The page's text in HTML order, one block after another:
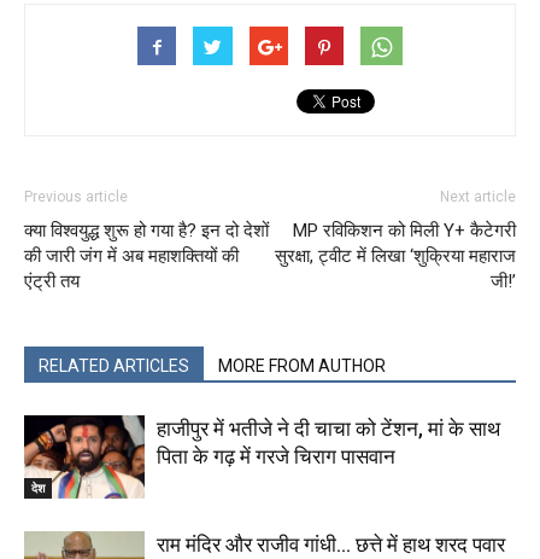
Previous article
क्या विश्वयुद्ध शुरू हो गया है? इन दो देशों
की जारी जंग में अब महाशक्तियों की
एंट्री तय
Next article
MP रविकिशन को मिली Y+ कैटेगरी
सुरक्षा, ट्वीट में लिखा ‘शुक्रिया महाराज
जी!’
RELATED ARTICLES MORE FROM AUTHOR
देश
हाजीपुर में भतीजे ने दी चाचा को टेंशन, मां के साथ
पिता के गढ़ में गरजे चिराग पासवान
राम मंदिर और राजीव गांधी… छत्ते में हाथ शरद पवार